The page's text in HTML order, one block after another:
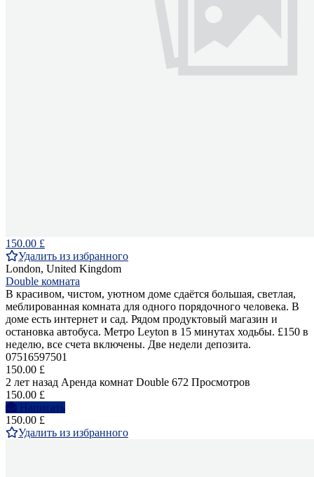
150.00 £
Удалить из избранного
London, United Kingdom
Double комната
В красивом, чистом, уютном доме сдаётся большая, светлая,
меблированная комната для одного порядочного человека. В
доме есть интернет и сад. Рядом продуктовый магазин и
остановка автобуса. Метро Leyton в 15 минутах ходьбы. £150 в
неделю, все счета включены. Две недели депозита.
07516597501
150.00 £
2 лет назад Аренда комнат Double 672 Просмотров
150.00 £
Написать
150.00 £
Удалить из избранного